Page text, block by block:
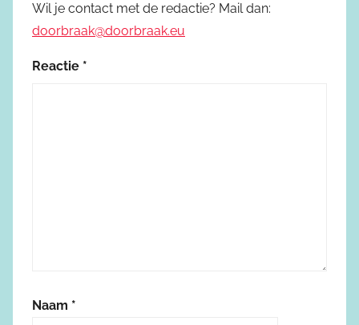
Wil je contact met de redactie? Mail dan:
doorbraak@doorbraak.eu
Reactie *
Naam *